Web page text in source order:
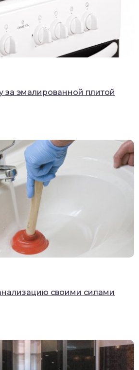
за эмалированной плитой
своими силами